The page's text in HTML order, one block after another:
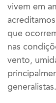
vivem em
que
nas
vento,
generalistas.